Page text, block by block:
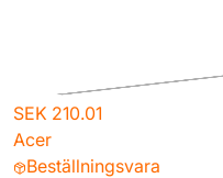
SEK 210.01
Acer
Beställningsvara